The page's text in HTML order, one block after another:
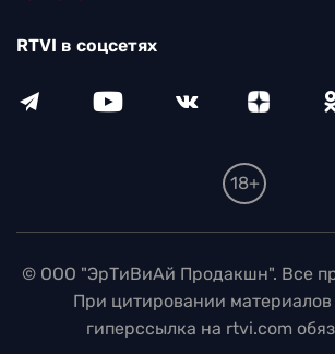
RTVI в соцсетях
18+
© ООО "ЭрТиВиАй Продакшн". Все
При цитировании материалов
гиперссылка на rtvi.com